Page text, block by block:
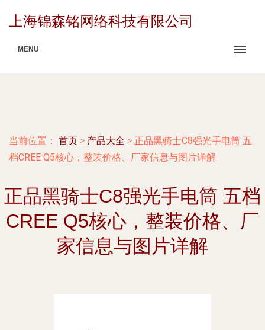
上海锦森铭网络科技有限公司
MENU
当前位置： 首页 > 产品大全 > 正品黑骑士C8强光手电筒 五
档CREE Q5核心，整装价格、厂家信息与图片详解
正品黑骑士C8强光手电筒 五档
CREE Q5核心，整装价格、厂
家信息与图片详解